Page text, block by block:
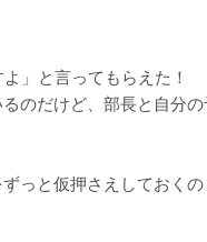
」と言ってもらえた！
のだけど、部長と自分
っと仮押さえしておく